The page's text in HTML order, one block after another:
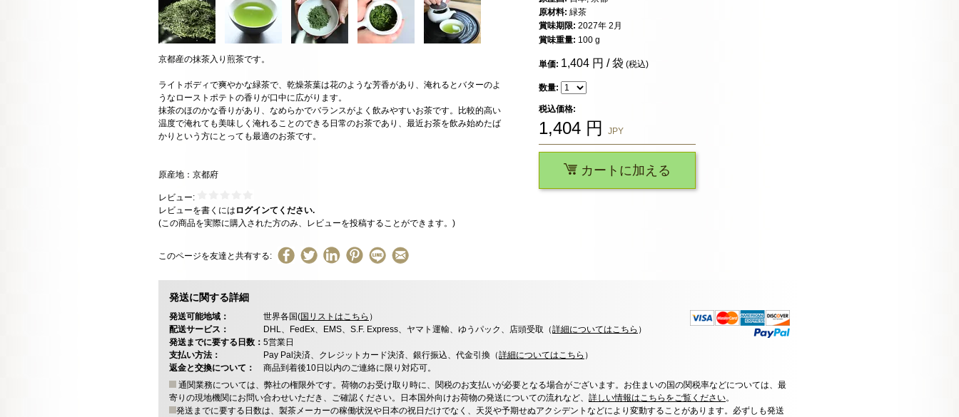
京都産の抹茶入り煎茶です。
ライトボディで爽やかな緑茶で、乾燥茶葉は花のような芳香があり、淹れるとバターのよ
うなローストポテトの香りが口中に広がります。
抹茶のほのかな香りがあり、なめらかでバランスがよく飲みやすいお茶です。比較的高い
温度で淹れても美味しく淹れることのできる日常のお茶であり、最近お茶を飲み始めたば
かりという方にとっても最適のお茶です。
原産地：京都府
レビュー:
レビューを書くには ログインてください.
(この商品を実際に購入された方のみ、レビューを投稿することができます。)
このページを友達と共有する:
原材料: 緑茶
賞味期限: 2027年 2月
賞味重量: 100 g
単価: 1,404 円 / 袋 (税込)
数量:
税込価格:
1,404 円 JPY
カートに加える
発送に関する詳細
発送可能地域： 世界各国(国リストはこちら ）
配送サービス：
DHL、FedEx、EMS、S.F. Express、ヤマト運輸、ゆうパック、店頭受取（詳細についてはこちら ）
発送までに要する日数： 5営業日
支払い方法：
Pay Pal決済、クレジットカード決済、銀行振込、代金引換（詳細についてはこちら ）
返金と交換について：
商品到着後10日以内のご連絡に限り対応可。
通関業務については、弊社の権限外です。荷物のお受け取り時に、関税のお支払いが必要となる場合がございます。お住まいの国の関税率などについては、最
寄りの現地機関にお問い合わせいただき、ご確認ください。日本国外向けお荷物の発送についての流れなど、 詳しい情報はこちらをご覧ください。
発送までに要する日数は、製茶メーカーの稼働状況や日本の祝日だけでなく、天災や予期せぬアクシデントなどにより変動することがあります。必ずしも発送